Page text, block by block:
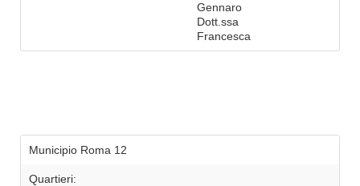
Gennaro
Dott.ssa
Francesca
Municipio Roma 12
Quartieri: